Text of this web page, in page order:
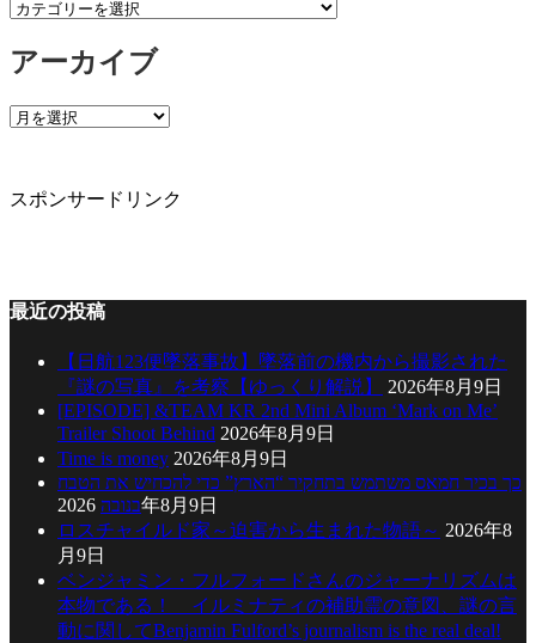
カ
ゴ
ー
アーカイブ
ア
イ
スポンサードリンク
最近の投稿
【日航123便墜落事故】墜落前の機内から撮影された
『謎の写真』を考察【ゆっくり解説】
2026年8月9日
[EPISODE] &TEAM KR 2nd Mini Album ‘Mark on Me’
Trailer Shoot Behind 2026年8月9日
Time is money 2026年8月9日
כך בכיר חמאס משתמש בתחקיר “הארץ” כדי להכחיש את הטבח
בנובה2026年8月9日
ロスチャイルド家～迫害から生まれた物語～ 2026年8
月9日
ベンジャミン・フルフォードさんのジャーナリズムは
本物である！ イルミナティの補助霊の意図、謎の言
動に関してBenjamin Fulford’s journalism is the real deal!